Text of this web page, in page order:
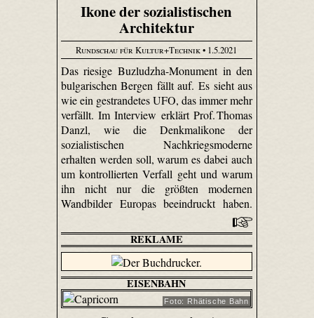
Ikone der sozialistischen
Architektur
Rundschau für Kultur+Technik• 1.5.2021
Das riesige Buzludzha-Monument in den
bulgarischen Bergen fällt auf. Es sieht aus
wie ein gestrandetes UFO, das immer mehr
verfällt. Im Interview erklärt Prof. Thomas
Danzl, wie die Denkmalikone der
sozialistischen Nachkriegsmoderne
erhalten werden soll, warum es dabei auch
um kontrollierten Verfall geht und warum
ihn nicht nur die größten modernen
Wandbilder Europas beeindruckt haben.
REKLAME
EISENBAHN
Foto: Rhätische Bahn